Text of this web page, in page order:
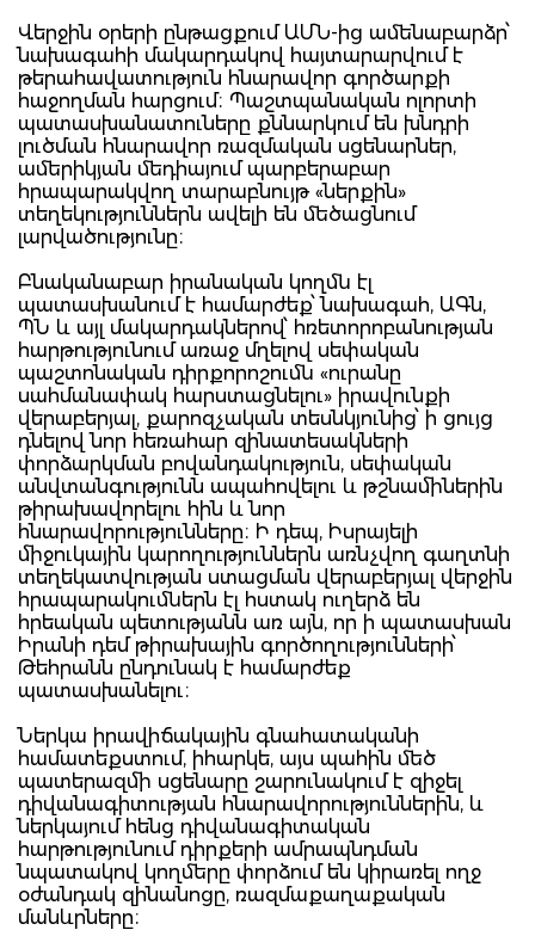
Վերջին օրերի ընթացքում ԱՄՆ-ից ամենաբարձր՝
նախագահի մակարդակով հայտարարվում է
թերահավատություն հնարավոր գործարքի
հաջողման հարցում։ Պաշտպանական ոլորտի
պատասխանատուները քննարկում են խնդրի
լուծման հնարավոր ռազմական սցենարներ,
ամերիկյան մեդիայում պարբերաբար
հրապարակվող տարաբնույթ «ներքին»
տեղեկություններն ավելի են մեծացնում
լարվածությունը։
Բնականաբար իրանական կողմն էլ
պատասխանում է համարժեք՝ նախագահ, ԱԳն,
ՊՆ և այլ մակարդակներով՝ հռետորոբանության
հարթությունում առաջ մղելով սեփական
պաշտոնական դիրքորոշումն «ուրանը
սահմանափակ հարստացնելու» իրավունքի
վերաբերյալ, քարոզչական տեսնկյունից՝ ի ցույց
դնելով նոր հեռահար զինատեսակների
փորձարկման բովանդակություն, սեփական
անվտանգությունն ապահովելու և թշնամիներին
թիրախավորելու հին և նոր
հնարավորությունները։ Ի դեպ, Իսրայելի
միջուկային կարողություններն առնչվող գաղտնի
տեղեկատվության ստացման վերաբերյալ վերջին
հրապարակումներն էլ հստակ ուղերձ են
հրեական պետությանն առ այն, որ ի պատասխան
Իրանի դեմ թիրախային գործողությունների՝
Թեհրանն ընդունակ է համարժեք
պատասխանելու։
Ներկա իրավիճակային գնահատականի
համատեքստում, իհարկե, այս պահին մեծ
պատերազմի սցենարը շարունակում է զիջել
դիվանագիտության հնարավորություններին, և
ներկայում հենց դիվանագիտական
հարթությունում դիրքերի ամրապնդման
նպատակով կողմերը փորձում են կիրառել ողջ
օժանդակ զինանոցը, ռազմաքաղաքական
մանևրները։